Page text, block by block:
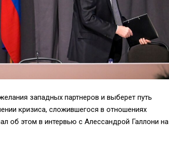
западных партнеров и выберет путь
кризиса, сложившегося в отношениях
об этом в интервью с Алессандрой Галлони на